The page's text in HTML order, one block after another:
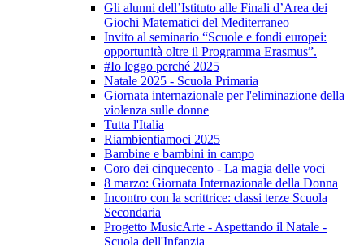
Gli alunni dell’Istituto alle Finali d’Area dei
Giochi Matematici del Mediterraneo
Invito al seminario “Scuole e fondi europei:
opportunità oltre il Programma Erasmus”.
#Io leggo perché 2025
Natale 2025 - Scuola Primaria
Giornata internazionale per l'eliminazione della
violenza sulle donne
Tutta l'Italia
Riambientiamoci 2025
Bambine e bambini in campo
Coro dei cinquecento - La magia delle voci
8 marzo: Giornata Internazionale della Donna
Incontro con la scrittrice: classi terze Scuola
Secondaria
Progetto MusicArte - Aspettando il Natale -
Scuola dell'Infanzia